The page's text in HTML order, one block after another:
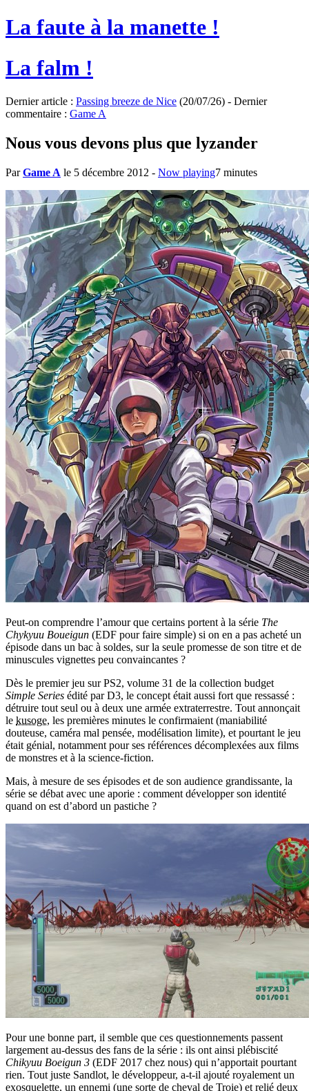
La faute à la manette !
La falm !
Dernier article : Passing breeze de Nice (20/07/26) - Dernier
commentaire : Game A
Nous vous devons plus que lyzander
ParGame A le 5 décembre 2012 - Now playing7 minutes
Peut-on comprendre l’amour que certains portent à la série The
Chykyuu Boueigun (EDF pour faire simple) si on en a pas acheté un
épisode dans un bac à soldes, sur la seule promesse de son titre et de
minuscules vignettes peu convaincantes ?
Dès le premier jeu sur PS2, volume 31 de la collection budget
Simple Series édité par D3, le concept était aussi fort que ressassé :
détruire tout seul ou à deux une armée extraterrestre. Tout annonçait
le kusoge, les premières minutes le confirmaient (maniabilité
douteuse, caméra mal pensée, modélisation limite), et pourtant le jeu
était génial, notamment pour ses références décomplexées aux films
de monstres et à la science-fiction.
Mais, à mesure de ses épisodes et de son audience grandissante, la
série se débat avec une aporie : comment développer son identité
quand on est d’abord un pastiche ?
Pour une bonne part, il semble que ces questionnements passent
largement au-dessus des fans de la série : ils ont ainsi plébiscité
Chikyuu Boeigun 3 (EDF 2017 chez nous) qui n’apportait pourtant
rien. Tout juste Sandlot, le développeur, a-t-il ajouté royalement un
exosquelette, un ennemi (une sorte de cheval de Troie) et relié deux